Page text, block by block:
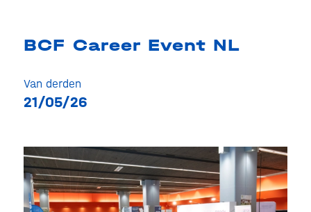
BCF Career Event NL
Van derden
21/05/26